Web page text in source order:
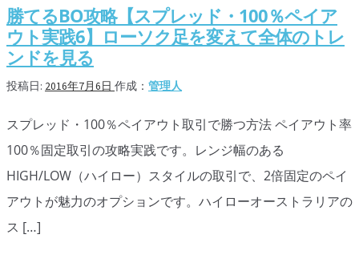
勝てるBO攻略【スプレッド・100％ペイア
ウト実践6】ローソク足を変えて全体のトレ
ンドを見る
投稿日: 2016年7月6日 作成： 管理人
スプレッド・100％ペイアウト取引で勝つ方法 ペイアウト率
100％固定取引の攻略実践です。レンジ幅のある
HIGH/LOW（ハイロー）スタイルの取引で、2倍固定のペイ
アウトが魅力のオプションです。ハイローオーストラリアの
ス […]